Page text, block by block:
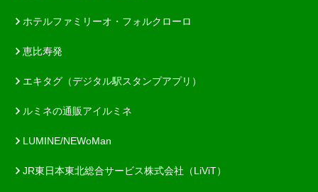
ホテルファミリーオ・フォルクローロ
恵比寿発
エキタグ（デジタル駅スタンプアプリ）
ルミネの通販アイルミネ
LUMINE/NEWoMan
JR東日本東北総合サービス株式会社（LiViT）